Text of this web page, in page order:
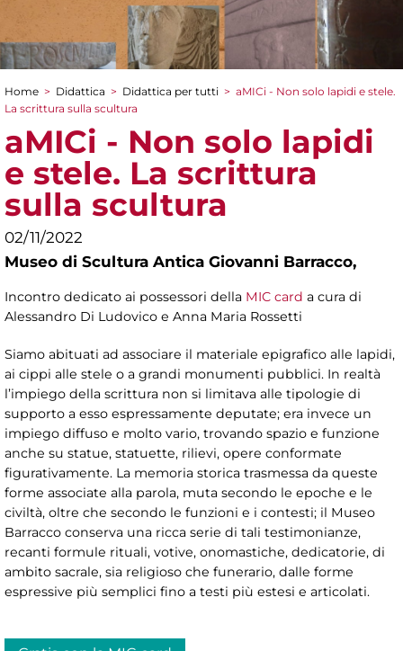
Tu sei qui
Home > Didattica > Didattica per tutti > aMICi - Non solo lapidi e stele.
La scrittura sulla scultura
aMICi - Non solo lapidi
e stele. La scrittura
sulla scultura
02/11/2022
Museo di Scultura Antica Giovanni Barracco,
Incontro dedicato ai possessori della MIC card a cura di
Alessandro Di Ludovico e Anna Maria Rossetti
Siamo abituati ad associare il materiale epigrafico alle lapidi,
ai cippi alle stele o a grandi monumenti pubblici. In realtà
l’impiego della scrittura non si limitava alle tipologie di
supporto a esso espressamente deputate; era invece un
impiego diffuso e molto vario, trovando spazio e funzione
anche su statue, statuette, rilievi, opere conformate
figurativamente. La memoria storica trasmessa da queste
forme associate alla parola, muta secondo le epoche e le
civiltà, oltre che secondo le funzioni e i contesti; il Museo
Barracco conserva una ricca serie di tali testimonianze,
recanti formule rituali, votive, onomastiche, dedicatorie, di
ambito sacrale, sia religioso che funerario, dalle forme
espressive più semplici fino a testi più estesi e articolati.